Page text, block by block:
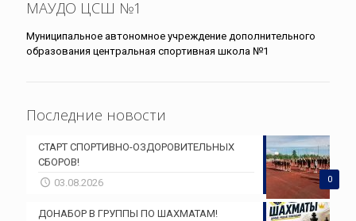
МАУДО ЦСШ №1
Муниципальное автономное учреждение дополнительного
образования центральная спортивная школа №1
Последние новости
0
СТАРТ СПОРТИВНО-ОЗДОРОВИТЕЛЬНЫХ
СБОРОВ!
03.08.2026
ДОНАБОР В ГРУППЫ ПО ШАХМАТАМ!